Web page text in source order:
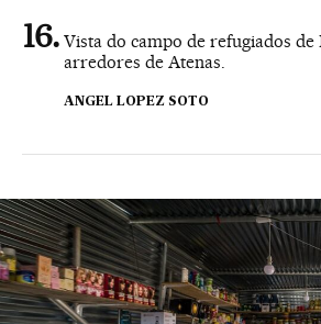
Vista do campo de refugiados de
arredores de Atenas.
ANGEL LOPEZ SOTO